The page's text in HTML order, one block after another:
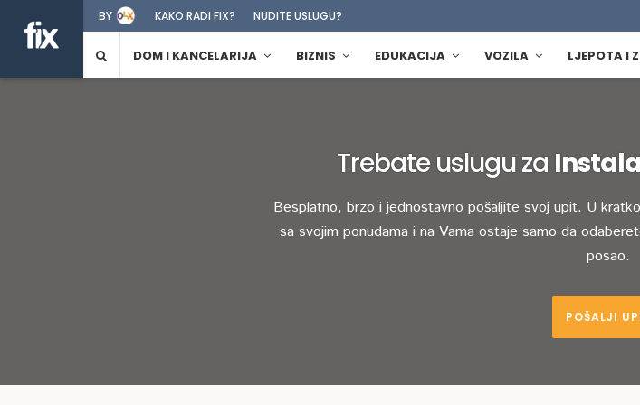
BY KAKO RADI FIX? NUDITE USLUGU?
DOM I KANCELARIJA BIZNIS EDUKACIJA VOZILA LJEPOTA I
Trebate uslugu za
Besplatno, brzo i jednostavno pošaljite svoj upit. U
sa svojim ponudama i na Vama ostaje samo da
posao.
POŠALJI